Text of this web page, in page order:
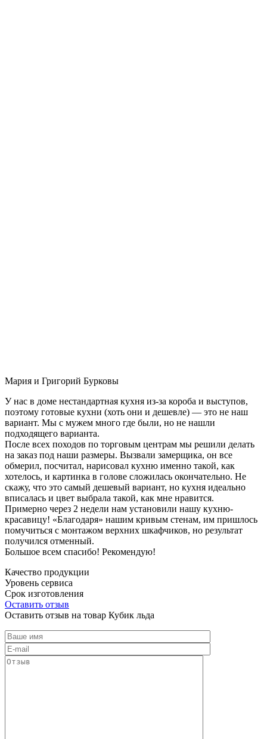
Мария и Григорий Бурковы
У нас в доме нестандартная кухня из-за короба и выступов,
поэтому готовые кухни (хоть они и дешевле) — это не наш
вариант. Мы с мужем много где были, но не нашли
подходящего варианта.
После всех походов по торговым центрам мы решили делать
на заказ под наши размеры. Вызвали замерщика, он все
обмерил, посчитал, нарисовал кухню именно такой, как
хотелось, и картинка в голове сложилась окончательно. Не
скажу, что это самый дешевый вариант, но кухня идеально
вписалась и цвет выбрала такой, как мне нравится.
Примерно через 2 недели нам установили нашу кухню-
красавицу! «Благодаря» нашим кривым стенам, им пришлось
помучиться с монтажом верхних шкафчиков, но результат
получился отменный.
Большое всем спасибо! Рекомендую!
Качество продукции
Уровень сервиса
Срок изготовления
Оставить отзыв
Оставить отзыв на товар Кубик льда